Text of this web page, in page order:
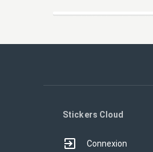
Stickers Cloud
Connexion